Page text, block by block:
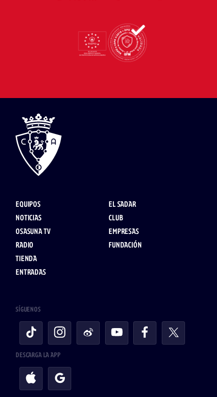
EQUIPOS
NOTICIAS
OSASUNA TV
RADIO
TIENDA
ENTRADAS
EL SADAR
CLUB
EMPRESAS
FUNDACIÓN
SÍGUENOS
DESCARGA LA APP